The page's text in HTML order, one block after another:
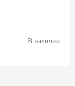
В наличии